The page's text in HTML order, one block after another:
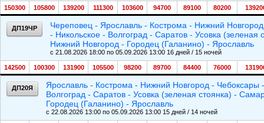
150300 105800 139200 111300 103600 94700 89100 80200
ДП19ЧР
Череповец - Ярославль - Кострома - Нижний
- Никольское - Волгоград - Саратов - Усовка
Нижний Новгород - Городец (Галанино) - Ярославль
c 21.08.2026 18:00 по 05.09.2026 13:00 16 дней / 15 ночей
142500 100300 131900 105500 98200 89700 84400 76000
ДП20Я
Ярославль - Кострома - Нижний Новгород - Чебоксары
Волгоград - Саратов - Усовка (зеленая стоянка) -
Городец (Галанино) - Ярославль
c 22.08.2026 13:00 по 05.09.2026 13:00 15 дней / 14 ночей